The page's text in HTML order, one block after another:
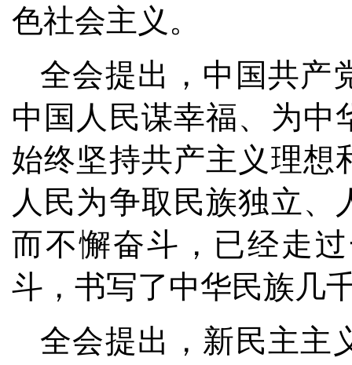
色社会主义。
全会提出，中国共产
中国人民谋幸福、为中
始终坚持共产主义理想
人民为争取民族独立
而不懈奋斗，已经走
斗，书写了中华民族几
全会提出，新民主主